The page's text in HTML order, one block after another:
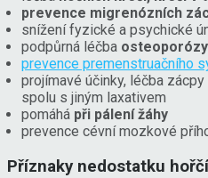
prevence migrenózních
snížení fyzické a psychické
podpůrná léčba osteoporózy
prevence premenstruačního
projímavé účinky, léčba
spolu s jiným laxativem
pomáhá při pálení žáhy
prevence cévní mozkové
Příznaky nedostatku